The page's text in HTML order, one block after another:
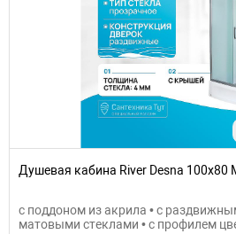
Душевая кабина River Desna 100x80
с поддоном из акрила • с
матовыми стеклами • с профилем